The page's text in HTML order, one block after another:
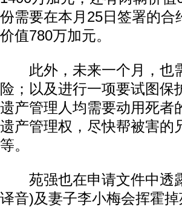
份需要在本月25日签署的
价值780万加元。
此外，未来一个月，也
险；以及进行一项要试图保
遗产管理人均需要动用死者
遗产管理权，尽快帮被害的
等。
苑强也在申请文件中透
译音)及妻子李小梅会挥霍